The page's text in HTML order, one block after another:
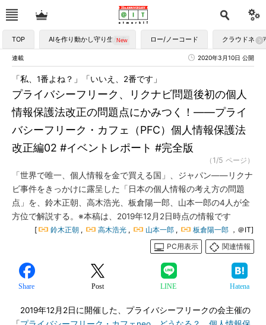
TOP AIを作り動かし守り生かす ロー/ノーコード クラウドネイ
連載 2020年3月10日 公開
プライバシーフリーク、リクナビ問題後初の個人
情報保護法改正の問題点にかみつく！――プライ
バシーフリーク・カフェ（PFC）個人情報保護法
改正編02 #イベントレポート #完全版
「私、1番よね？」「いいえ、2番です」
（1/5 ページ）
「世界で唯一、個人情報を金で買える国」、ジャパン――リクナ
ビ事件をきっかけに露呈した「日本の個人情報の考え方の問題
点」を、鈴木正朝、高木浩光、板倉陽一郎、山本一郎の4人が全
方位で解説する。※本稿は、2019年12月2日時点の情報です
[ 鈴木正朝 , 高木浩光 , 山本一郎 , 板倉陽一郎 ，＠IT]
PC用表示
関連情報
Share Post LINE Hatena
2019年12月2日に開催した、プライバシーフリークの会主催の